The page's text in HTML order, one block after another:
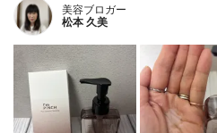
美容ブロガー
松本 久美